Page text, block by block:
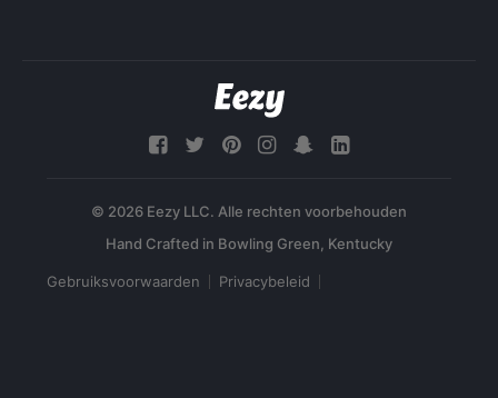
© 2026 Eezy LLC. Alle rechten voorbehouden
Gebruiksvoorwaarden Privacybeleid